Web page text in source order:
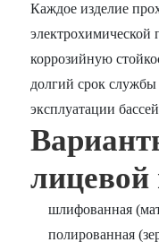
Каждое изделие
электрохимической
коррозийную
долгий срок службы
эксплуатации
лицевой
шлифованная
полированная